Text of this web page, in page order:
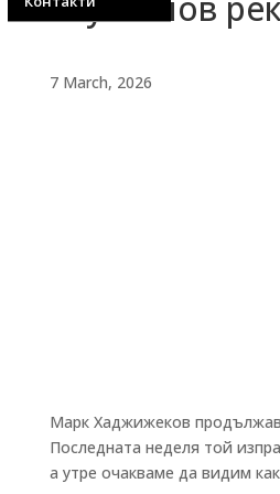
7 March, 2026
Марк Хаджижеков
Последната неделя той
а утре очакваме да видим